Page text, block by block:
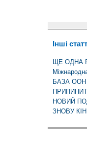
Інші
ЩЕ ОДНА
БАЗА ООН
НОВИЙ
ЗНОВУ